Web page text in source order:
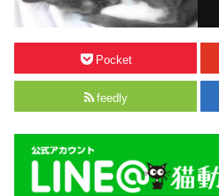
Pocket
feedly